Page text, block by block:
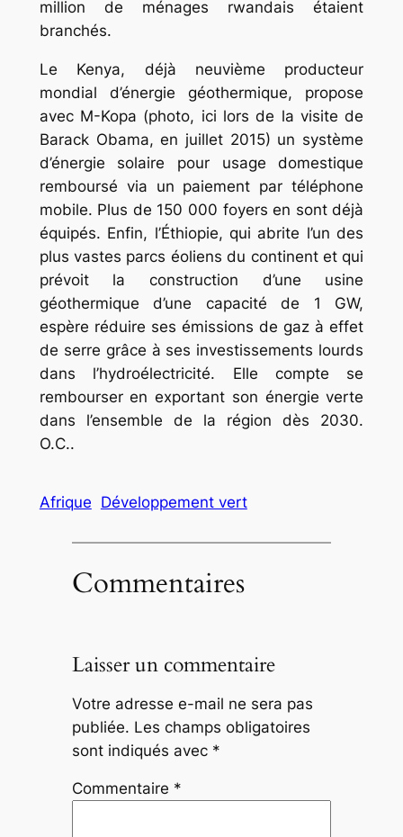
million de ménages rwandais étaient
branchés.
Le Kenya, déjà neuvième producteur
mondial d’énergie géothermique, propose
avec M-Kopa (photo, ici lors de la visite de
Barack Obama, en juillet 2015) un système
d’énergie solaire pour usage domestique
remboursé via un paiement par téléphone
mobile. Plus de 150 000 foyers en sont déjà
équipés. Enfin, l’Éthiopie, qui abrite l’un des
plus vastes parcs éoliens du continent et qui
prévoit la construction d’une usine
géothermique d’une capacité de 1 GW,
espère réduire ses émissions de gaz à effet
de serre grâce à ses investissements lourds
dans l’hydroélectricité. Elle compte se
rembourser en exportant son énergie verte
dans l’ensemble de la région dès 2030.
O.C..
Afrique Développement vert
Commentaires
Laisser un commentaire
Votre adresse e-mail ne sera pas
publiée. Les champs obligatoires
sont indiqués avec *
Commentaire *